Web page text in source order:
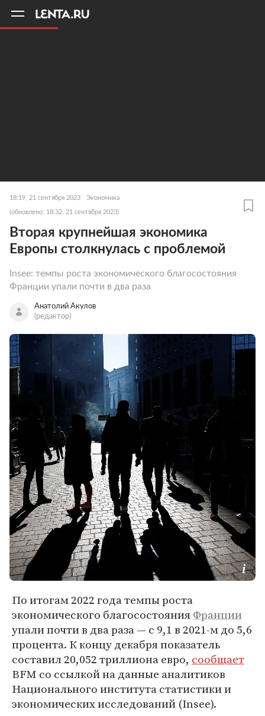
18:19, 21 сентября 2023 Экономика
(обновлено: 18:32, 21 сентября 2023)
Вторая крупнейшая экономика
Европы столкнулась с проблемой
Insee: темпы роста экономического благосостояния
Франции упали почти в два раза
Анатолий Акулов
(редактор)
По итогам 2022 года темпы роста
экономического благосостоянияФранции
упали почти в два раза — с 9,1 в 2021-м до 5,6
процента. К концу декабря показатель
составил 20,052 триллиона евро, сообщает
BFM со ссылкой на данные аналитиков
Национального института статистики и
экономических исследований (Insee).